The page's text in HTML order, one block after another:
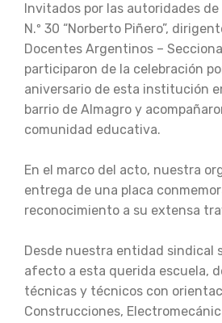
Invitados por las autoridades de
N.º 30 “Norberto Piñero”,
Docentes Argentinos –
participaron de la celebración
aniversario de esta institución
barrio de Almagro y
comunidad educativa.
En el marco del acto, nuestra
entrega de una placa
reconocimiento a su extensa
Desde nuestra entidad sindical
afecto a esta querida escuela,
técnicas y técnicos con
Construcciones,